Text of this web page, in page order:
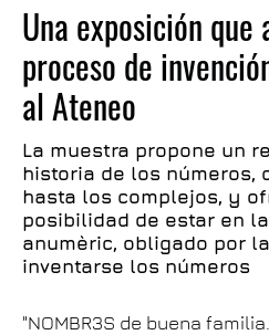
Una exposición que
proceso de
al Ateneo
La muestra propone un
historia de los números,
hasta los complejos, y
posibilidad de estar en
anumèric, obligado por
inventarse los números
"NOMBR3S de buena